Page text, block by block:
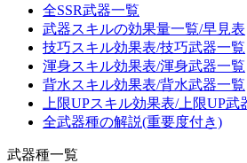
全SSR武器一覧
武器スキルの効果量一覧/早見表
技巧スキル効果表/技巧武器一覧
渾身スキル効果表/渾身武器一覧
背水スキル効果表/背水武器一覧
上限UPスキル効果表/上限UP武
全武器種の解説(重要度付き)
武器種一覧